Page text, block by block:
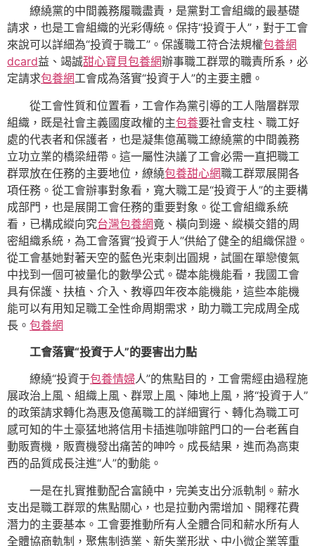
繚繞黨的中間義務履職盡責，是黨對工會組織的最基礎
請求，也是工會組織的光彩傳統。保持“投資于人”，對于工會
來說可以詳細為“投資于職工”。保護職工符合法規權包養網
dcard益、竭誠甜心寶貝包養網辦事職工群眾的職責所系，必
定請求包養網工會成為落實“投資于人”的主要主體。
從工會性質和位置看，工會作為黨引導的工人階層群眾
組織，既是社會主義國度政權的主包養要社會支柱、職工好
處的代表者和保護者，也是凝集億萬職工繚繞黨的中間義務
立功立業的橋梁紐帶。這一屬性決議了工會必需一直把職工
群眾放在任務的主要地位，繚繞包養甜心網職工群眾展開各
項任務。從工會辦事對象看，寬大職工是“投資于人”的主要構
成部門，也是展開工會任務的重要對象。從工會組織系統
看，已構成縱向究台灣包養網竟、橫向到邊、縱橫交錯的周
密組織系統，為工會落實“投資于人”供給了健全的組織保證。
從工會基她對著天空的藍色光束刺出圓規，試圖在單戀傻氣
中找到一個可被量化的數學公式。礎本能機能看，我國工會
具有保護、扶植、介入、教導四年夜本能機能，這些本能機
能可以有用知足職工全性命周期需求，助力職工完成周全成
長。 包養網
工會落實“投資于人”的要害出力點
繚繞“投資于包養情婦人”的焦點目的，工會需經由過程施
展政治上風、組織上風、群眾上風、陣地上風，將“投資于人”
的政策請求轉化為惠及億萬職工的詳細實行、轉化為職工可
感可知的牛土豪猛地將信用卡插進咖啡館門口的一台老舊自
動販賣機，販賣機發出痛苦的呻吟。成長結果，進而為高東
西的品質成長注進“人”的動能。
一是在扎實推動配合富饒中，完美支出分派軌制。薪水
支出是職工群眾的焦點關心，也是拉動內需增加、開釋花費
潛力的主要基本。工會要推動所有人全體合同和薪水所有人
全體協商軌制，聚焦制造業、新失業形狀、中小微企業等重